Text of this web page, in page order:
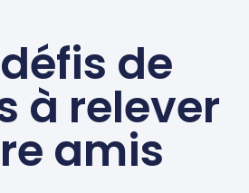
de
à relever
amis